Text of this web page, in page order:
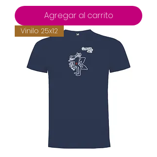
Agregar al carrito
Vinilo 25x12